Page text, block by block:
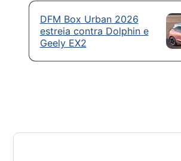
DFM Box Urban 2026
estreia contra Dolphin e
Geely EX2